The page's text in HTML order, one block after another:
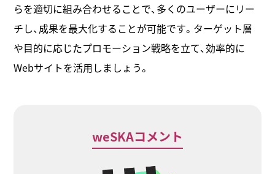
らを適切に組み合わせることで、多くのユーザーにリー
チし、成果を最大化することが可能です。ターゲット層
や目的に応じたプロモーション戦略を立て、効率的に
Webサイトを活用しましょう。
weSKAコメント